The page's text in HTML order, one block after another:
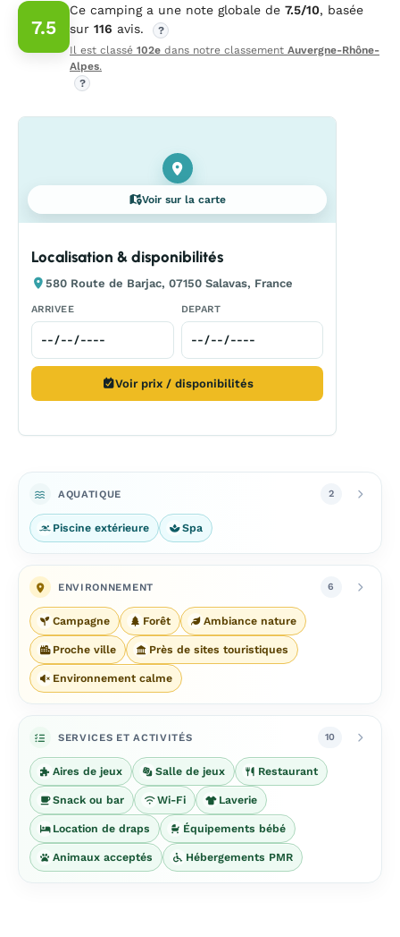
7.5
Ce camping a une note globale de 7.5/10, basée
sur 116 avis.
?
Il est classé 102e dans notre classement Auvergne-Rhône-
Alpes.
?
Voir sur la carte
Localisation & disponibilités
580 Route de Barjac, 07150 Salavas, France
ARRIVEE DEPART
Voir prix / disponibilités
AQUATIQUE 2
Piscine extérieure Spa
ENVIRONNEMENT 6
Campagne Forêt Ambiance nature
Proche ville Près de sites touristiques
Environnement calme
SERVICES ET ACTIVITÉS 10
Aires de jeux Salle de jeux Restaurant
Snack ou bar Wi-Fi Laverie
Location de draps Équipements bébé
Animaux acceptés Hébergements PMR